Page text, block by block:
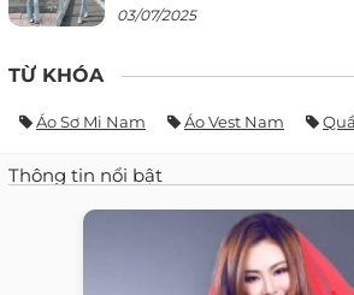
03/07/2025
TỪ KHÓA
Áo Sơ Mi Nam Áo Vest Nam
Thông tin nổi bật